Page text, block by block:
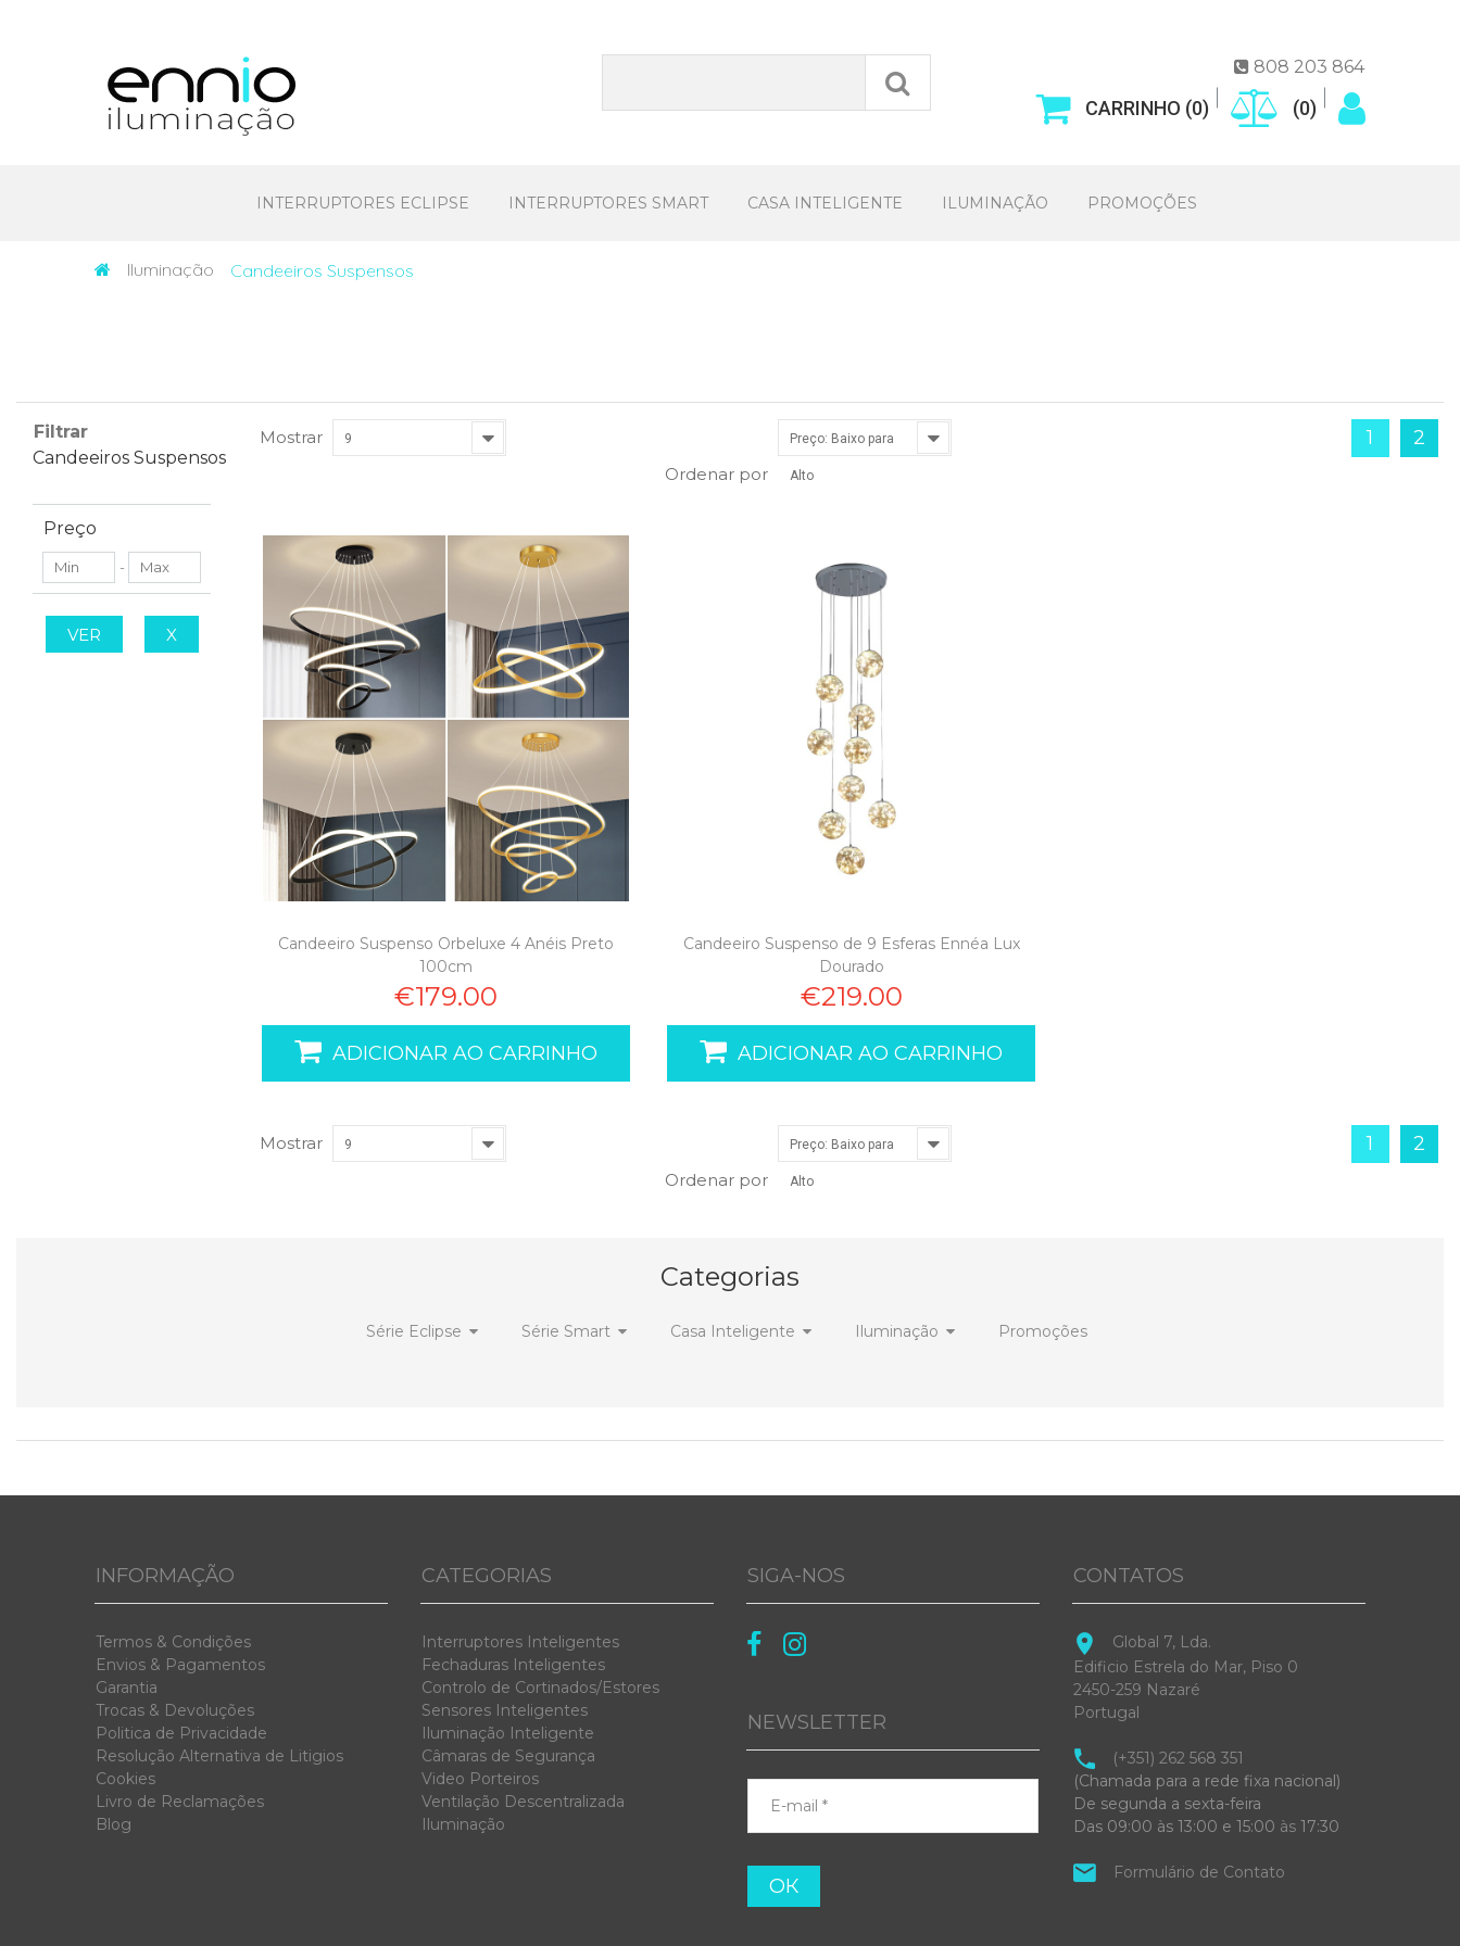
 808 203 864
CARRINHO (0) (0)
INTERRUPTORES ECLIPSE INTERRUPTORES SMART CASA INTELIGENTE ILUMINAÇÃO PROMOÇÕES
Iluminação Candeeiros Suspensos
Filtrar
Candeeiros Suspensos
Preço
-
VER X
Mostrar 9
Ordenar por
Preço: Baixo para
Alto
1 2
Candeeiro Suspenso Orbeluxe 4 Anéis Preto
100cm
€179.00
ADICIONAR AO CARRINHO
Candeeiro Suspenso de 9 Esferas Ennéa Lux
Dourado
€219.00
ADICIONAR AO CARRINHO
Mostrar 9
Ordenar por
Preço: Baixo para
Alto
1 2
Categorias
Série Eclipse Série Smart Casa Inteligente Iluminação Promoções
INFORMAÇÃO
Termos & Condições
Envios & Pagamentos
Garantia
Trocas & Devoluções
Politica de Privacidade
Resolução Alternativa de Litigios
Cookies
Livro de Reclamações
Blog
CATEGORIAS
Interruptores Inteligentes
Fechaduras Inteligentes
Controlo de Cortinados/Estores
Sensores Inteligentes
Iluminação Inteligente
Câmaras de Segurança
Video Porteiros
Ventilação Descentralizada
Iluminação
SIGA-NOS
 
NEWSLETTER
ОК
CONTATOS
Global 7, Lda.
Edificio Estrela do Mar, Piso 0
2450-259 Nazaré
Portugal
(+351) 262 568 351
(Chamada para a rede fixa nacional)
De segunda a sexta-feira
Das 09:00 às 13:00 e 15:00 às 17:30
Formulário de Contato